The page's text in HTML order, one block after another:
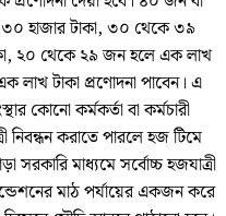
৩০ হাজার টাকা, ৩০ থেকে ৩৯
২০ থেকে ২৯ জন হলে এক লাখ
লাখ টাকা প্রণোদনা পাবেন। এ
কোনো কর্মকর্তা বা কর্মচারী
করাতে পারলে হজ টিমে
সরকারি মাধ্যমে সর্বোচ্চ হজযাত্রী
মাঠ পর্যায়ের একজন করে